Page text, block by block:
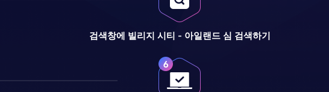
검색창에 빌리지 시티 - 아일랜드 심 검색하기